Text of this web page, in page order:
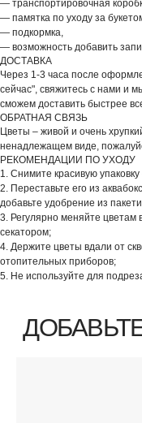
— транспортировочная
— памятка по уходу за
— подкормка,
— возможность добавить
ДОСТАВКА
Через 1-3 часа после
сейчас", свяжитесь с нами и
сможем доставить быстрее
ОБРАТНАЯ СВЯЗЬ
Цветы – живой и очень
ненадлежащем виде,
РЕКОМЕНДАЦИИ ПО УХОДУ
1. Снимите красивую упаковку
2. Переставьте его из
добавьте удобрение из
3. Регулярно меняйте
секатором;
4. Держите цветы вдали от
отопительных приборов;
5. Не используйте для